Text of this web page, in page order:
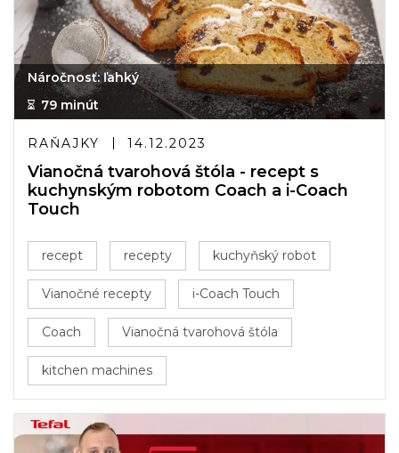
Náročnosť: ľahký
79 minút
RAŇAJKY 14.12.2023
Vianočná tvarohová štóla - recept s
kuchynským robotom Coach a i-Coach
Touch
recept recepty kuchyňský robot
Vianočné recepty i-Coach Touch
Coach Vianočná tvarohová štóla
kitchen machines